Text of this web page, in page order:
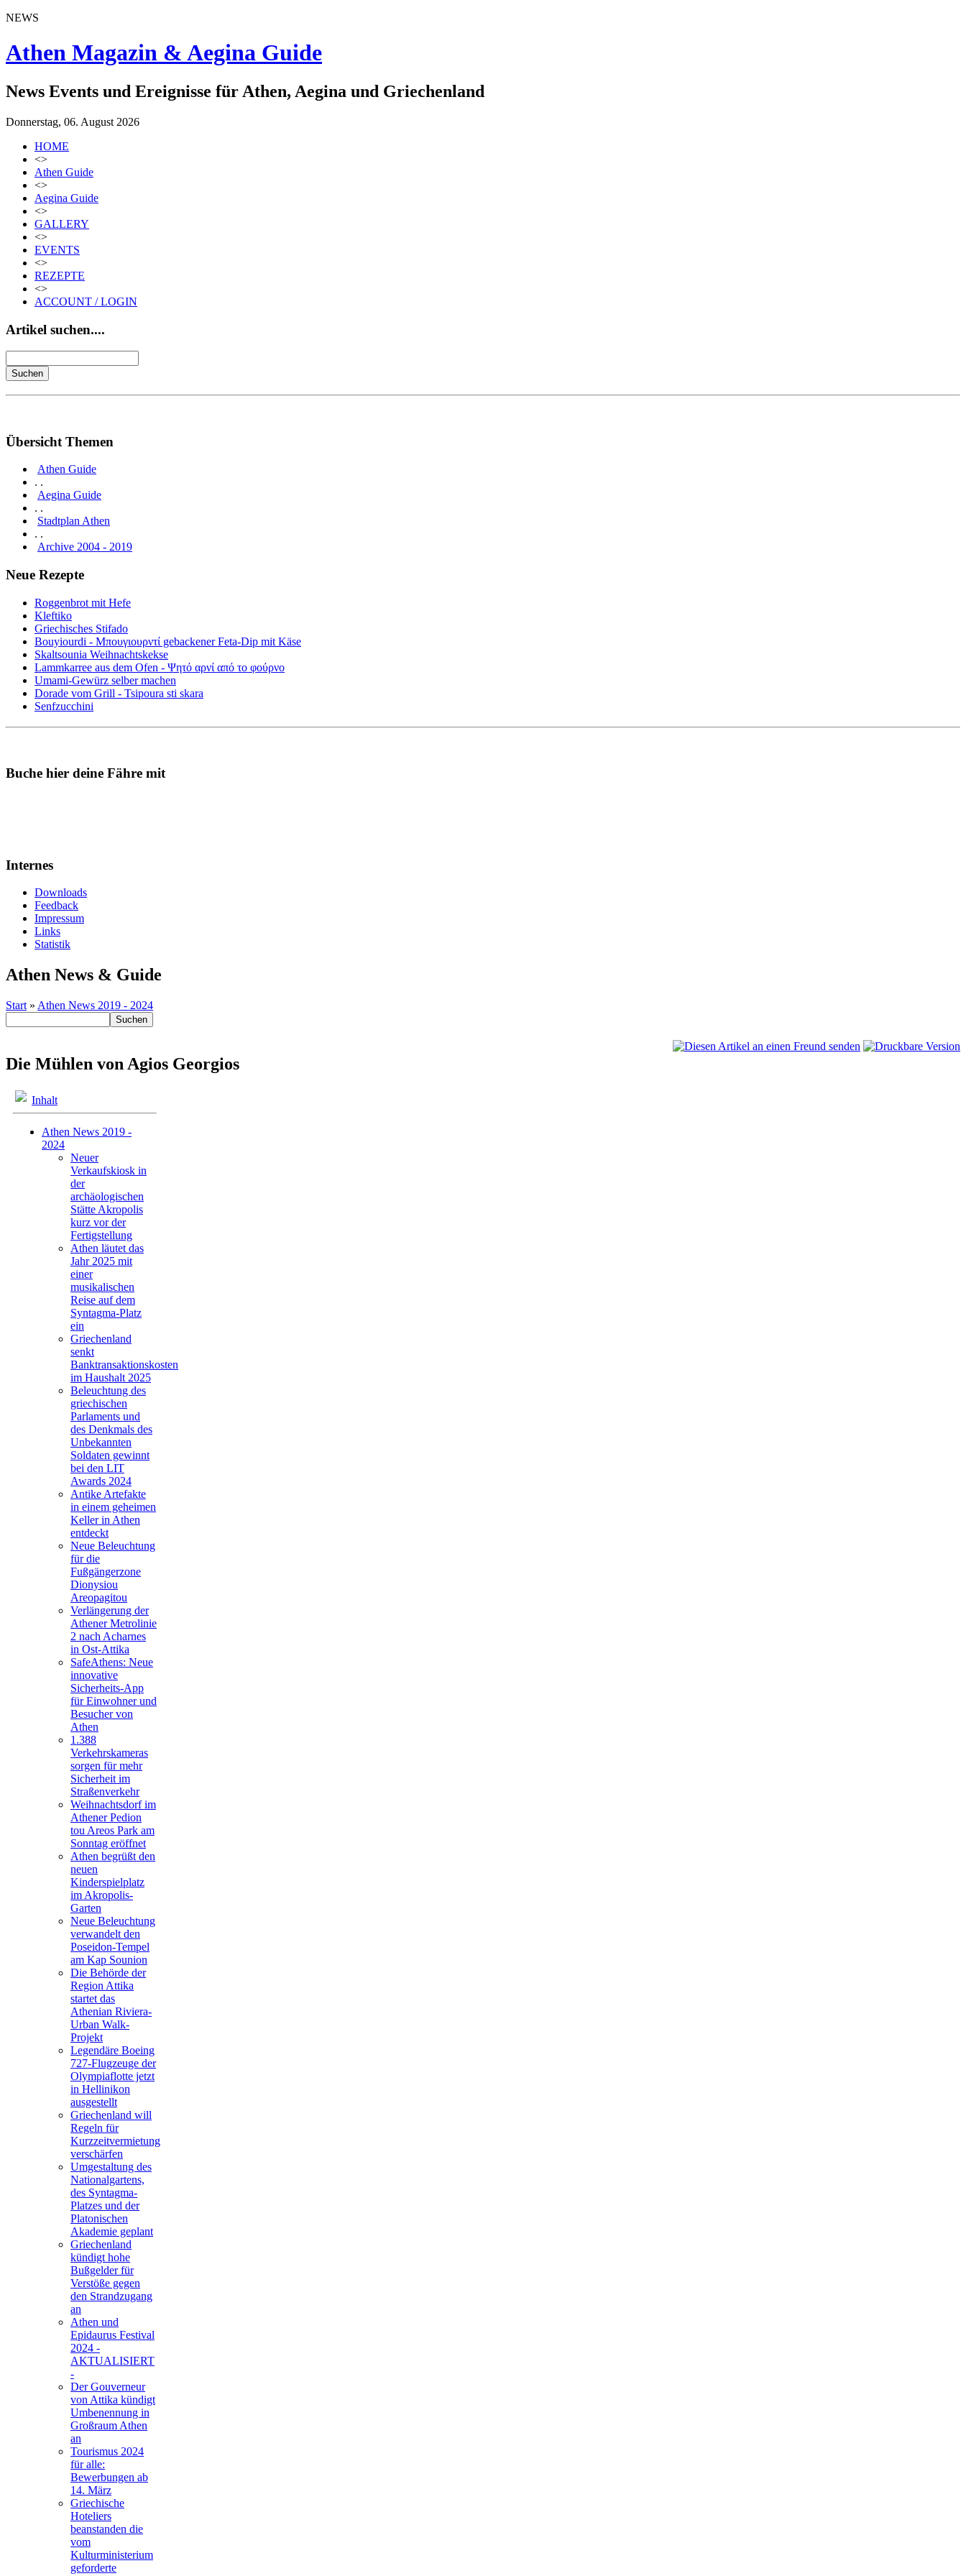
NEWS
Athen Magazin & Aegina Guide
News Events und Ereignisse für Athen, Aegina und Griechenland
Donnerstag, 06. August 2026
HOME
<>
Athen Guide
<>
Aegina Guide
<>
GALLERY
<>
EVENTS
<>
REZEPTE
<>
ACCOUNT / LOGIN
Artikel suchen....
Übersicht Themen
Athen Guide
. .
Aegina Guide
. .
Stadtplan Athen
. .
Archive 2004 - 2019
Neue Rezepte
Roggenbrot mit Hefe
Kleftiko
Griechisches Stifado
Bouyiourdi - Μπουγιουρντί gebackener Feta-Dip mit Käse
Skaltsounia Weihnachtskekse
Lammkarree aus dem Ofen - Ψητό αρνί από το φούρνο
Umami-Gewürz selber machen
Dorade vom Grill - Tsipoura sti skara
Senfzucchini
Buche hier deine Fähre mit
Internes
Downloads
Feedback
Impressum
Links
Statistik
Athen News & Guide
Start » Athen News 2019 - 2024
Die Mühlen von Agios Georgios
Inhalt
Athen News 2019 -
2024
Neuer
Verkaufskiosk in
der
archäologischen
Stätte Akropolis
kurz vor der
Fertigstellung
Athen läutet das
Jahr 2025 mit
einer
musikalischen
Reise auf dem
Syntagma-Platz
ein
Griechenland
senkt
Banktransaktionskosten
im Haushalt 2025
Beleuchtung des
griechischen
Parlaments und
des Denkmals des
Unbekannten
Soldaten gewinnt
bei den LIT
Awards 2024
Antike Artefakte
in einem geheimen
Keller in Athen
entdeckt
Neue Beleuchtung
für die
Fußgängerzone
Dionysiou
Areopagitou
Verlängerung der
Athener Metrolinie
2 nach Acharnes
in Ost-Attika
SafeAthens: Neue
innovative
Sicherheits-App
für Einwohner und
Besucher von
Athen
1.388
Verkehrskameras
sorgen für mehr
Sicherheit im
Straßenverkehr
Weihnachtsdorf im
Athener Pedion
tou Areos Park am
Sonntag eröffnet
Athen begrüßt den
neuen
Kinderspielplatz
im Akropolis-
Garten
Neue Beleuchtung
verwandelt den
Poseidon-Tempel
am Kap Sounion
Die Behörde der
Region Attika
startet das
Athenian Riviera-
Urban Walk-
Projekt
Legendäre Boeing
727-Flugzeuge der
Olympiaflotte jetzt
in Hellinikon
ausgestellt
Griechenland will
Regeln für
Kurzzeitvermietung
verschärfen
Umgestaltung des
Nationalgartens,
des Syntagma-
Platzes und der
Platonischen
Akademie geplant
Griechenland
kündigt hohe
Bußgelder für
Verstöße gegen
den Strandzugang
an
Athen und
Epidaurus Festival
2024 -
AKTUALISIERT
-
Der Gouverneur
von Attika kündigt
Umbenennung in
Großraum Athen
an
Tourismus 2024
für alle:
Bewerbungen ab
14. März
Griechische
Hoteliers
beanstanden die
vom
Kulturministerium
geforderte